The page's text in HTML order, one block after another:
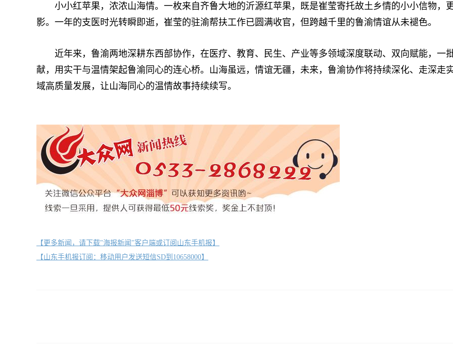
小小红苹果，浓浓山海情。一枚来自齐鲁大地的沂源红苹果，既是崔莹寄托故土乡情的小小信物，
影。一年的支医时光转瞬即逝，崔莹的驻渝帮扶工作已圆满收官，但跨越千里的鲁渝情谊从未褪色。
近年来，鲁渝两地深耕东西部协作，在医疗、教育、民生、产业等多领域深度联动、双向赋能，一
献，用实干与温情架起鲁渝同心的连心桥。山海虽远，情谊无疆，未来，鲁渝协作将持续深化、走深走
域高质量发展，让山海同心的温情故事持续续写。
【更多新闻，请下载"海报新闻"客户端或订阅山东手机报】
【山东手机报订阅：移动用户发送短信SD到10658000】